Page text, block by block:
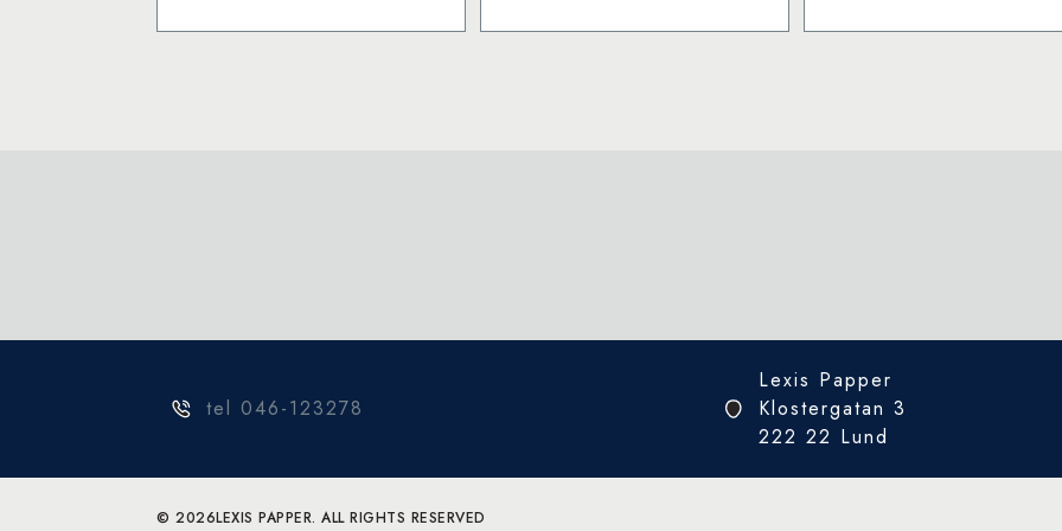
bitar
tel 046-123278
Lexis Papper
Klostergatan 3
222 22 Lund
© 2026LEXIS PAPPER. ALL RIGHTS RESERVED